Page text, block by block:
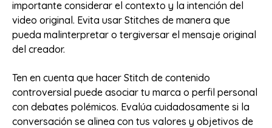
importante considerar el contexto y la intención del
video original. Evita usar Stitches de manera que
pueda malinterpretar o tergiversar el mensaje original
del creador.
Ten en cuenta que hacer Stitch de contenido
controversial puede asociar tu marca o perfil personal
con debates polémicos. Evalúa cuidadosamente si la
conversación se alinea con tus valores y objetivos de